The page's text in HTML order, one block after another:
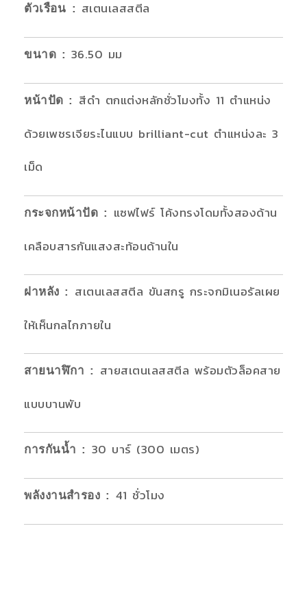
ตัวเรือน : สเตนเลสสตีล
ขนาด : 36.50 มม
หน้าปัด : สีดำ ตกแต่งหลักชั่วโมงทั้ง 11 ตำแหน่ง
ด้วยเพชรเจียระไนแบบ brilliant-cut ตำแหน่งละ 3
เม็ด
กระจกหน้าปัด : แซฟไฟร์ โค้งทรงโดมทั้งสองด้าน
เคลือบสารกันแสงสะท้อนด้านใน
ฝาหลัง : สเตนเลสสตีล ขันสกรู กระจกมิเนอรัลเผย
ให้เห็นกลไกภายใน
สายนาฬิกา : สายสเตนเลสสตีล พร้อมตัวล็อคสาย
แบบบานพับ
การกันน้ำ : 30 บาร์ (300 เมตร)
พลังงานสำรอง : 41 ชั่วโมง